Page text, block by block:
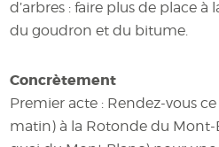
d’arbres : faire plus de place
du goudron et du bitume.
Concrètement
Premier acte : Rendez-vous
matin) à la Rotonde du Mont-